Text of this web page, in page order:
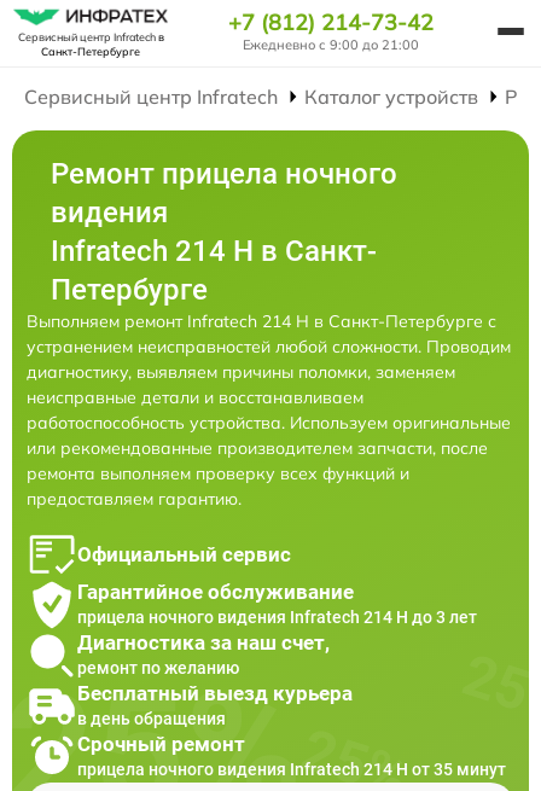
Сервисный центр Infratechв
Санкт-Петербурге
+7 (812) 214-73-42
Ежедневно с 9:00 до 21:00
Сервисный центр Infratech Каталог устройств
Ремонт прицела ночного
видения
Infratech 214 Н в Санкт-
Петербурге
Выполняем ремонт Infratech 214 Н в Санкт-Петербурге с
устранением неисправностей любой сложности. Проводим
диагностику, выявляем причины поломки, заменяем
неисправные детали и восстанавливаем
работоспособность устройства. Используем оригинальные
или рекомендованные производителем запчасти, после
ремонта выполняем проверку всех функций и
предоставляем гарантию.
Официальный сервис
Гарантийное обслуживание
прицела ночного видения Infratech 214 Н до 3 лет
Диагностика за наш счет,
ремонт по желанию
Бесплатный выезд курьера
в день обращения
Срочный ремонт
прицела ночного видения Infratech 214 Н от 35 минут